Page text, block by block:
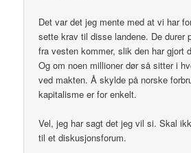
Det var det jeg mente med at vi har
sette krav til disse landene. De durer
fra vesten kommer, slik den har gjort
Og om noen millioner dør så sitter i
ved makten. Å skylde på norske
kapitalisme er for enkelt.
Vel, jeg har sagt det jeg vil si. Skal
til et diskusjonsforum.